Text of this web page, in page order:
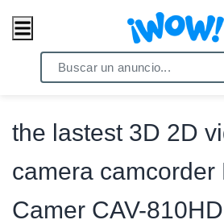
/ Electrónicos / TV - Audio - Video
the lastest 3D 2D
camera camcorder
Camer CAV-810HD